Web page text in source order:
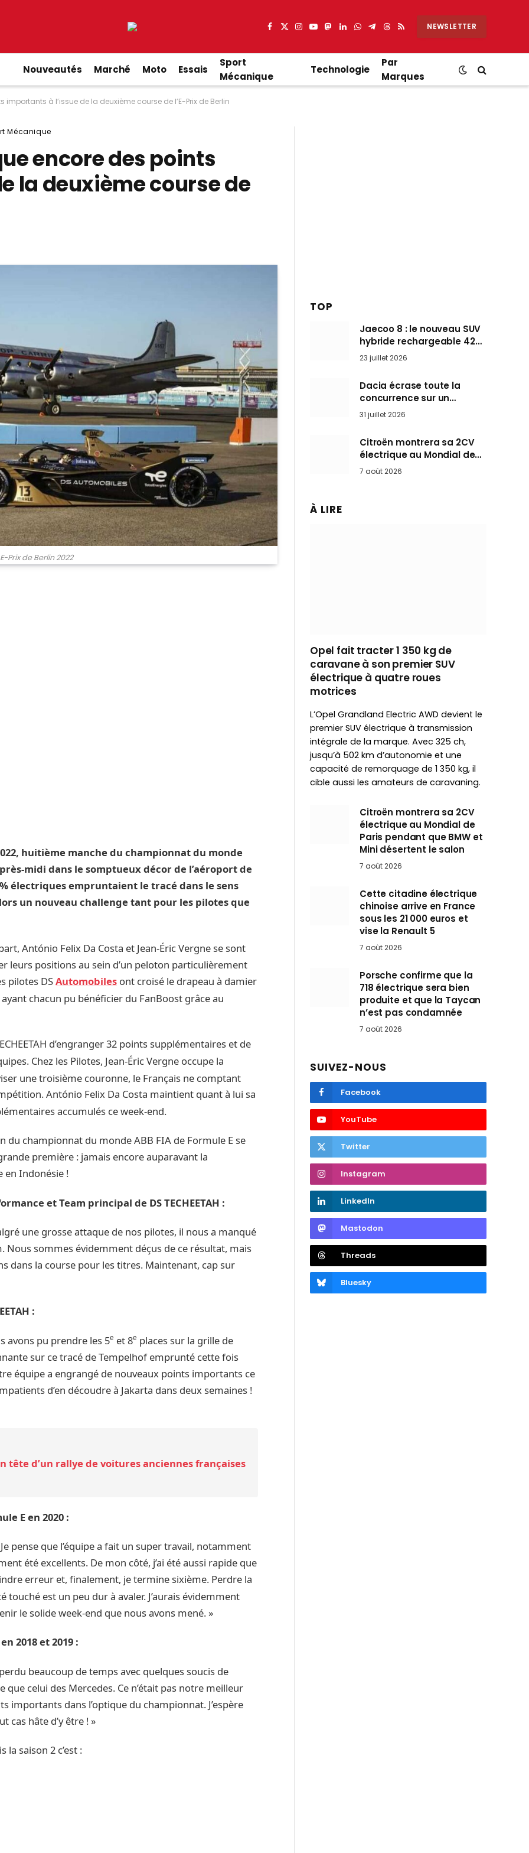
Facebook
X
Instagram
YouTube
Mastodon
LinkedIn
WhatsApp
Partager
Telegram
Threads
RSS NEWSLETTER
Nouveautés Marché Moto Essais
Sport
Mécanique
Technologie
Par
Marques
à l’issue de la deuxième course de l’E-Prix de Berlin
Mécanique
encore des points
la deuxième course de
Prix de Berlin 2022
huitième manche du championnat du monde
midi dans le somptueux décor de l’aéroport de
électriques empruntaient le tracé dans le sens
un nouveau challenge tant pour les pilotes que
António Felix Da Costa et Jean-Éric Vergne se sont
leurs positions au sein d’un peloton particulièrement
pilotes DSAutomobiles ont croisé le drapeau à damier
chacun pu bénéficier du FanBoost grâce au
d’engranger 32 points supplémentaires et de
Chez les Pilotes, Jean-Éric Vergne occupe la
une troisième couronne, le Français ne comptant
António Felix Da Costa maintient quant à lui sa
accumulés ce week-end.
du championnat du monde ABB FIA de Formule E se
première : jamais encore auparavant la
en Indonésie !
et Team principal de DS TECHEETAH :
une grosse attaque de nos pilotes, il nous a manqué
sommes évidemment déçus de ce résultat, mais
dans la course pour les titres. Maintenant, cap sur
:
avons pu prendre les 5e et 8e places sur la grille de
sur ce tracé de Tempelhof emprunté cette fois
équipe a engrangé de nouveaux points importants ce
d’en découdre à Jakarta dans deux semaines !
tête d’un rallye de voitures anciennes françaises
E en 2020 :
pense que l’équipe a fait un super travail, notamment
été excellents. De mon côté, j’ai été aussi rapide que
erreur et, finalement, je termine sixième. Perdre la
est un peu dur à avaler. J’aurais évidemment
le solide week-end que nous avons mené. »
2018 et 2019 :
beaucoup de temps avec quelques soucis de
celui des Mercedes. Ce n’était pas notre meilleur
importants dans l’optique du championnat. J’espère
cas hâte d’y être ! »
saison 2 c’est :
TOP
Jaecoo 8 : le nouveau SUV
hybride rechargeable 428
ch qui vise l’Audi Q7 arrive
en Europe cet automne
23 juillet 2026
Dacia écrase toute la
concurrence sur un
marché où personne ne
l’attendait
31 juillet 2026
Citroën montrera sa 2CV
électrique au Mondial de
Paris pendant que BMW et
7 août 2026
À LIRE
Opel fait tracter 1 350 kg de
caravane à son premier SUV
électrique à quatre roues
motrices
L’Opel Grandland Electric AWD devient le
premier SUV électrique à transmission
intégrale de la marque. Avec 325 ch,
jusqu’à 502 km d’autonomie et une
capacité de remorquage de 1 350 kg, il
cible aussi les amateurs de caravaning.
Citroën montrera sa 2CV
électrique au Mondial de
Paris pendant que BMW et
Mini désertent le salon
7 août 2026
Cette citadine électrique
chinoise arrive en France
sous les 21 000 euros et
vise la Renault 5
7 août 2026
Porsche confirme que la
718 électrique sera bien
produite et que la Taycan
n’est pas condamnée
7 août 2026
SUIVEZ-NOUS
Facebook
YouTube
Twitter
Instagram
LinkedIn
Mastodon
Threads
Bluesky